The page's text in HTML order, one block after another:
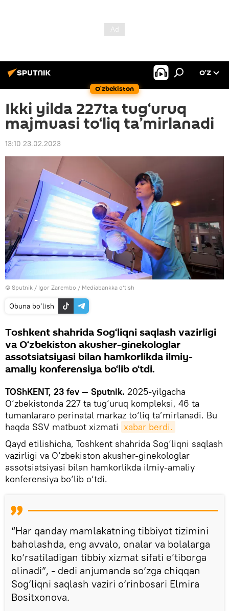
O‘zbekiston
O’Z
Ikki yilda 227ta tug‘uruq
majmuasi to‘liq ta’mirlanadi
13:10 23.02.2023
© Sputnik / Igor Zarembo / Mediabankka o‘tish
Obuna bo‘lish
Toshkent shahrida Sog‘liqni saqlash vazirligi
va O‘zbekiston akusher-ginekologlar
assotsiatsiyasi bilan hamkorlikda ilmiy-
amaliy konferensiya bo‘lib o‘tdi.
TOShKENT, 23 fev — Sputnik. 2025-yilgacha
O‘zbekistonda 227 ta tug‘uruq kompleksi, 46 ta
tumanlararo perinatal markaz to‘liq ta’mirlanadi. Bu
haqda SSV matbuot xizmati xabar berdi.
Qayd etilishicha, Toshkent shahrida Sog‘liqni saqlash
vazirligi va O‘zbekiston akusher-ginekologlar
assotsiatsiyasi bilan hamkorlikda ilmiy-amaliy
konferensiya bo‘lib o‘tdi.
“Har qanday mamlakatning tibbiyot tizimini
baholashda, eng avvalo, onalar va bolalarga
ko‘rsatiladigan tibbiy xizmat sifati e’tiborga
olinadi”, - dedi anjumanda so‘zga chiqqan
Sog‘liqni saqlash vaziri o‘rinbosari Elmira
Bositxonova.